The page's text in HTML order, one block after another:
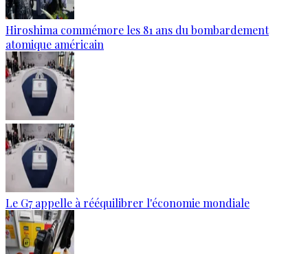
Hiroshima commémore les 81 ans du bombardement
atomique américain
Le G7 appelle à rééquilibrer l'économie mondiale